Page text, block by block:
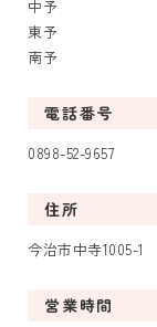
中予
東予
南予
電話番号
0898-52-9657
住所
今治市中寺1005-
営業時間